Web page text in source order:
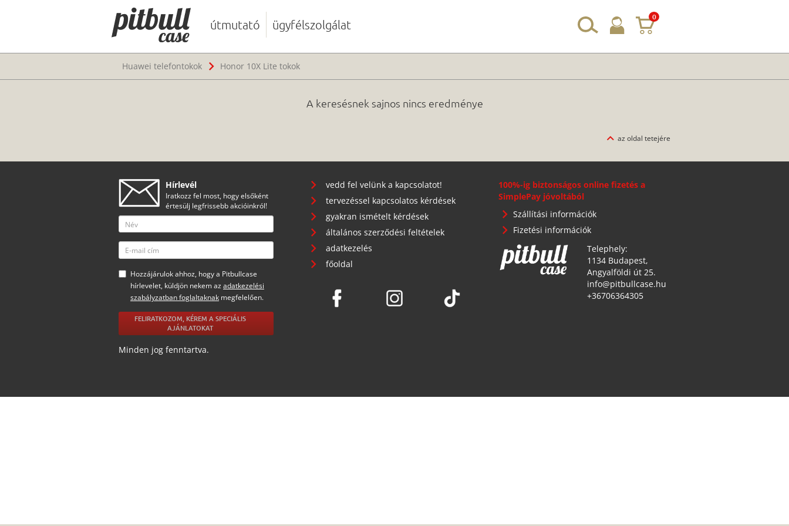
0
útmutató ügyfélszolgálat
Huawei telefontokok Honor 10X Lite tokok
A keresésnek sajnos nincs eredménye
az oldal tetejére
Hírlevél
Iratkozz fel most, hogy elsőként
értesülj legfrissebb akcióinkról!
Hozzájárulok ahhoz, hogy a Pitbullcase
hírlevelet, küldjön nekem azadatkezelési
szabályzatban foglaltaknak megfelelően.
FELIRATKOZOM, KÉREM A SPECIÁLIS
AJÁNLATOKAT
Minden jog fenntartva.
vedd fel velünk a kapcsolatot!
tervezéssel kapcsolatos kérdések
gyakran ismételt kérdések
általános szerződési feltételek
adatkezelés
főoldal
100%-ig biztonságos online fizetés a
SimplePay jóvoltából
Szállítási információk
Fizetési információk
Telephely:
1134 Budapest,
Angyalföldi út 25.
info@pitbullcase.hu
+36706364305